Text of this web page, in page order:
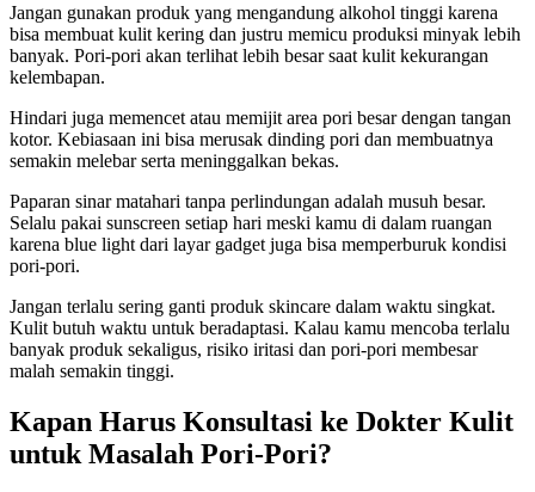
Jangan gunakan produk yang mengandung alkohol tinggi karena
bisa membuat kulit kering dan justru memicu produksi minyak lebih
banyak. Pori-pori akan terlihat lebih besar saat kulit kekurangan
kelembapan.
Hindari juga memencet atau memijit area pori besar dengan tangan
kotor. Kebiasaan ini bisa merusak dinding pori dan membuatnya
semakin melebar serta meninggalkan bekas.
Paparan sinar matahari tanpa perlindungan adalah musuh besar.
Selalu pakai sunscreen setiap hari meski kamu di dalam ruangan
karena blue light dari layar gadget juga bisa memperburuk kondisi
pori-pori.
Jangan terlalu sering ganti produk skincare dalam waktu singkat.
Kulit butuh waktu untuk beradaptasi. Kalau kamu mencoba terlalu
banyak produk sekaligus, risiko iritasi dan pori-pori membesar
malah semakin tinggi.
Kapan Harus Konsultasi ke Dokter Kulit
untuk Masalah Pori-Pori?